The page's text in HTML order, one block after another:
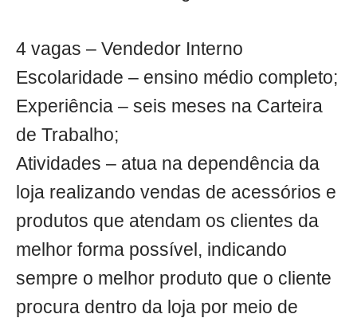
4 vagas – Vendedor Interno
Escolaridade – ensino médio completo;
Experiência – seis meses na Carteira
de Trabalho;
Atividades – atua na dependência da
loja realizando vendas de acessórios e
produtos que atendam os clientes da
melhor forma possível, indicando
sempre o melhor produto que o cliente
procura dentro da loja por meio de